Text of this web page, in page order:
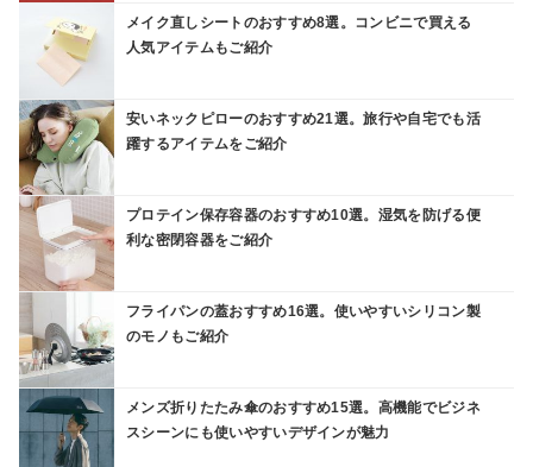
メイク直しシートのおすすめ8選。コンビニで買える
人気アイテムもご紹介
安いネックピローのおすすめ21選。旅行や自宅でも活
躍するアイテムをご紹介
プロテイン保存容器のおすすめ10選。湿気を防げる便
利な密閉容器をご紹介
フライパンの蓋おすすめ16選。使いやすいシリコン製
のモノもご紹介
メンズ折りたたみ傘のおすすめ15選。高機能でビジネ
スシーンにも使いやすいデザインが魅力